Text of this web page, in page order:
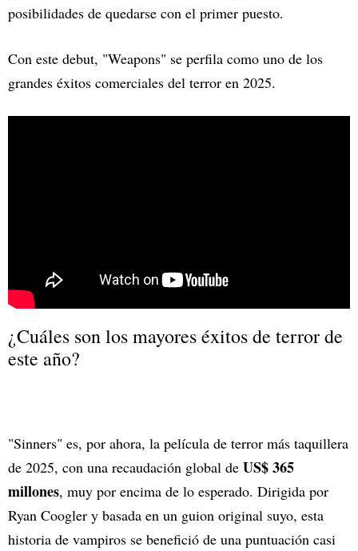
posibilidades de quedarse con el primer puesto.
Con este debut, "Weapons" se perfila como uno de los
grandes éxitos comerciales del terror en 2025.
¿Cuáles son los mayores éxitos de terror de
este año?
"Sinners" es, por ahora, la película de terror más taquillera
de 2025, con una recaudación global de US$ 365
millones, muy por encima de lo esperado. Dirigida por
Ryan Coogler y basada en un guion original suyo, esta
historia de vampiros se benefició de una puntuación casi